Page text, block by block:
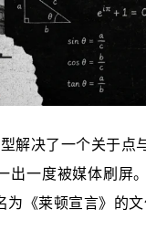
解决了一个关于
出一度被媒体刷屏
《莱顿宣言》的文